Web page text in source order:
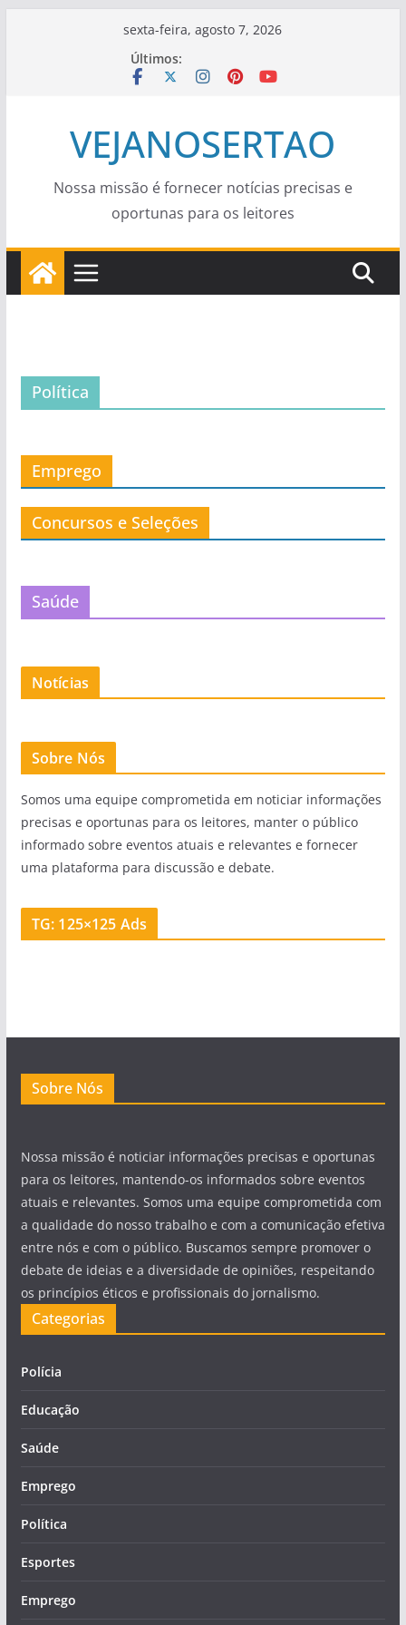
sexta-feira, agosto 7, 2026
Últimos:
VEJANOSERTAO
Nossa missão é fornecer notícias precisas e
oportunas para os leitores
Política
Emprego
Concursos e Seleções
Saúde
Notícias
Sobre Nós
Somos uma equipe comprometida em noticiar informações
precisas e oportunas para os leitores, manter o público
informado sobre eventos atuais e relevantes e fornecer
uma plataforma para discussão e debate.
TG: 125×125 Ads
Sobre Nós
Nossa missão é noticiar informações precisas e oportunas
para os leitores, mantendo-os informados sobre eventos
atuais e relevantes. Somos uma equipe comprometida com
a qualidade do nosso trabalho e com a comunicação efetiva
entre nós e com o público. Buscamos sempre promover o
debate de ideias e a diversidade de opiniões, respeitando
os princípios éticos e profissionais do jornalismo.
Categorias
Polícia
Educação
Saúde
Emprego
Política
Esportes
Emprego